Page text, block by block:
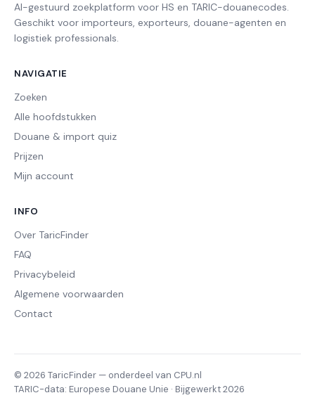
AI-gestuurd zoekplatform voor HS en TARIC-douanecodes.
Geschikt voor importeurs, exporteurs, douane-agenten en
logistiek professionals.
NAVIGATIE
Zoeken
Alle hoofdstukken
Douane & import quiz
Prijzen
Mijn account
INFO
Over TaricFinder
FAQ
Privacybeleid
Algemene voorwaarden
Contact
© 2026 TaricFinder — onderdeel van CPU.nl
TARIC-data: Europese Douane Unie · Bijgewerkt 2026